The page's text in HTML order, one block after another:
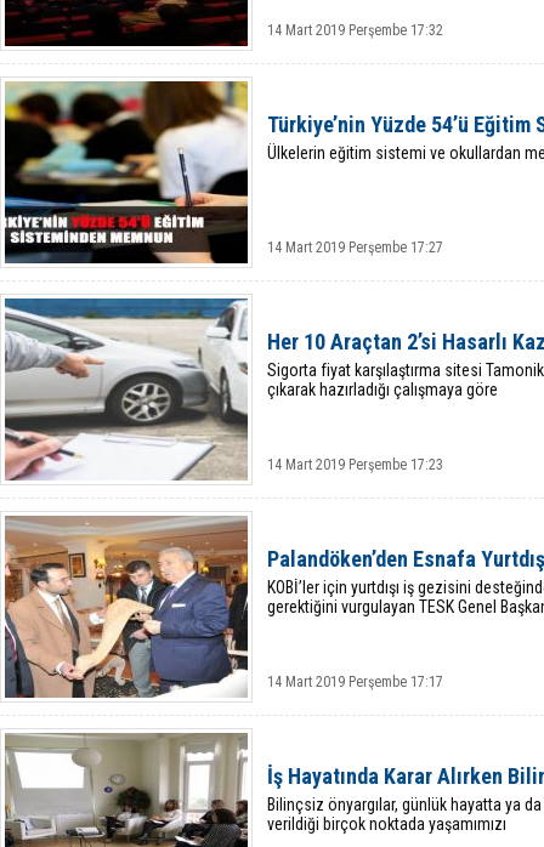
14 Mart 2019 Perşembe 17:32
Türkiye’nin Yüzde 54’ü
Ülkelerin eğitim sistemi ve okullardan
14 Mart 2019 Perşembe 17:27
Her 10 Araçtan 2’si Hasarlı
Sigorta fiyat karşılaştırma sitesi
çıkarak hazırladığı çalışmaya göre
14 Mart 2019 Perşembe 17:23
Palandöken’den Esnafa
KOBİ’ler için yurtdışı iş gezisini
gerektiğini vurgulayan TESK Genel
14 Mart 2019 Perşembe 17:17
İş Hayatında Karar Alırken
Bilinçsiz önyargılar, günlük hayatta ya
verildiği birçok noktada yaşamımızı